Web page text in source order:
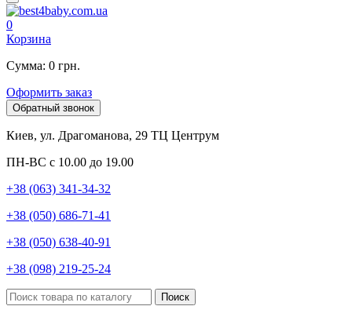
0
Корзина
Сумма: 0 грн.
Оформить заказ
Обратный звонок
Киев, ул. Драгоманова, 29 ТЦ Центрум
ПН-ВС с 10.00 до 19.00
+38 (063) 341-34-32
+38 (050) 686-71-41
+38 (050) 638-40-91
+38 (098) 219-25-24
Поиск